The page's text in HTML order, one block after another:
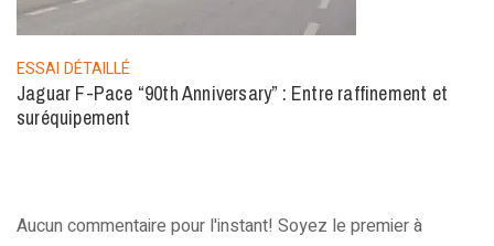
ESSAI DÉTAILLÉ
Jaguar F-Pace “90th Anniversary” : Entre raffinement et
suréquipement
Aucun commentaire pour l'instant! Soyez le premier à